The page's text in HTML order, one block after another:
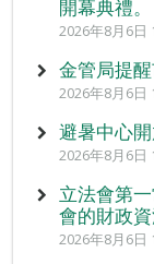
開幕典禮。
2026年8月6日
金管局提
2026年8月6日
避暑中心
2026年8月6日
立法會第
會的財政
2026年8月6日